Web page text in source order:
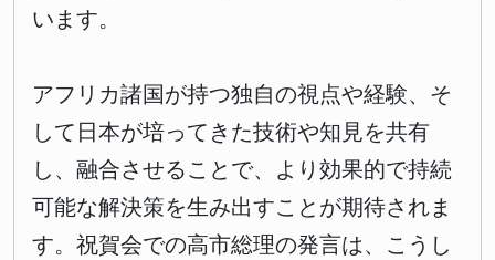
います。
アフリカ諸国が持つ独自の視点や経験、そ
して日本が培ってきた技術や知見を共有
し、融合させることで、より効果的で持続
可能な解決策を生み出すことが期待されま
す。祝賀会での高市総理の発言は、こうし